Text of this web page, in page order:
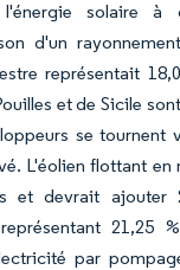
solaire à
d'un
représentait
et de Sicile
se tournent
L'éolien flottant en
et devrait ajouter
21,25
par